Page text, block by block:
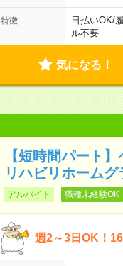
特徴 日払いOK/
ル不要
気になる！
【短時間パート
リハビリホーム
アルバイト 職種未経験OK
週2～3日OK！